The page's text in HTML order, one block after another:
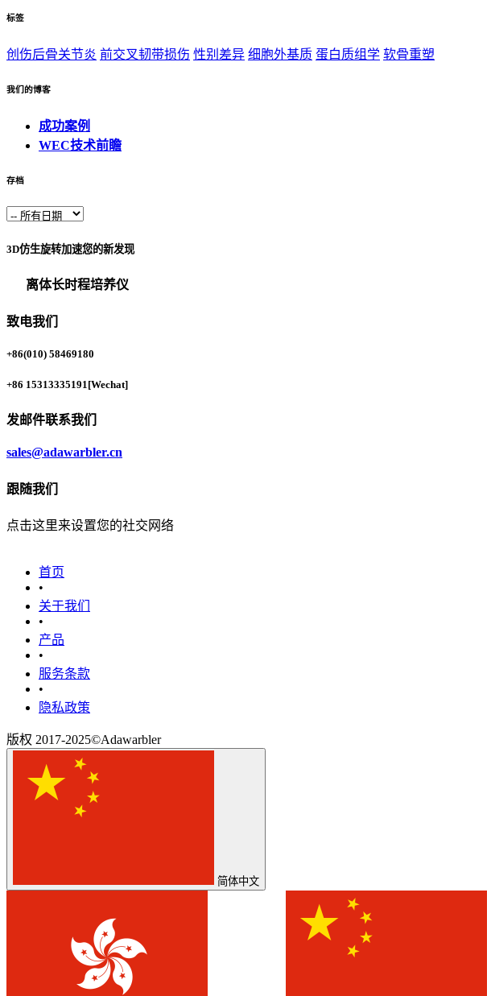
标签
创伤后骨关节炎 前交叉韧带损伤 性别差异 细胞外基质 蛋白质组学 软骨重塑
我们的博客
成功案例
WEC技术前瞻
存档
3D仿生旋转加速您的新发现
离体长时程培养仪
致电我们
+86(010) 58469180
+86 15313335191[Wechat]
发邮件联系我们
sales@adawarbler.cn
跟随我们
点击这里来设置您的社交网络
首页
•
关于我们
•
产品
•
‎服务条款‎
•
隐私政策
版权 2017-2025©Adawarbler
简体中文